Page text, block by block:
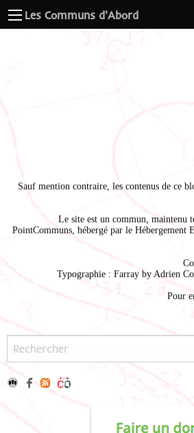
Les Communs d'Abord
Sauf mention contraire, les contenus de ce
Le site est un commun, maintenu
PointCommuns , hébergé par le Hébergement
Typographie : Farray by Adrien
Pour